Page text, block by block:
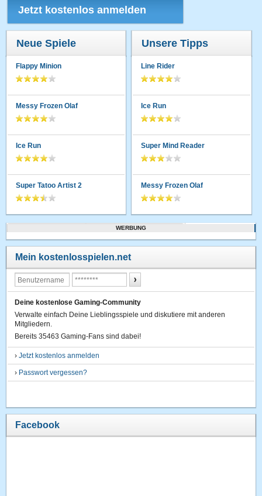
Jetzt kostenlos anmelden
Neue Spiele
Flappy Minion
Messy Frozen Olaf
Ice Run
Super Tatoo Artist 2
Unsere Tipps
Line Rider
Ice Run
Super Mind Reader
Messy Frozen Olaf
WERBUNG
Mein kostenlosspielen.net
Deine kostenlose Gaming-Community
Verwalte einfach Deine Lieblingsspiele und diskutiere mit anderen
Mitgliedern.
Bereits 35463 Gaming-Fans sind dabei!
›Jetzt kostenlos anmelden
› Passwort vergessen?
Facebook